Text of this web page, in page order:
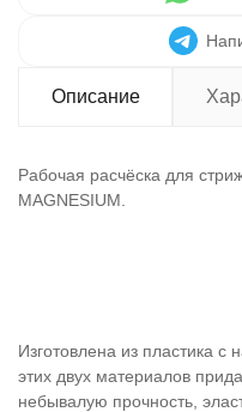
Описание
Рабочая расчёска для
MAGNESIUM.
Изготовлена из пластика
этих двух материалов
небывалую прочность,